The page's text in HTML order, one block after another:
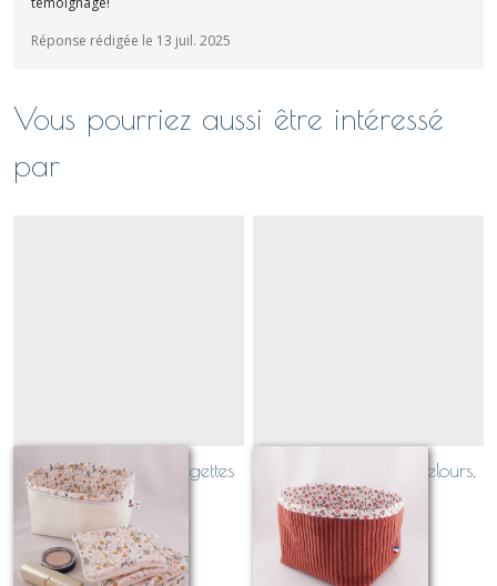
Réponse rédigée le 13 juil. 2025
Vous pourriez aussi être intéressé
par
P'tit Jules garni de lingettes
lavables
À partir de
panier P'tit Jules en velours,
tout doux!
À partir de 17